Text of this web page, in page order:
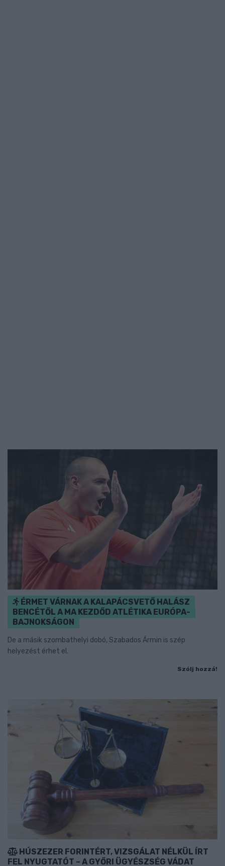
ÉRMET VÁRNAK A KALAPÁCSVETŐ HALÁSZ
BENCÉTŐL A MA KEZDŐD ATLÉTIKA EURÓPA-
BAJNOKSÁGON
De a másik szombathelyi dobó, Szabados Ármin is szép
helyezést érhet el.
Szólj hozzá!
HÚSZEZER FORINTÉRT, VIZSGÁLAT NÉLKÜL ÍRT
FEL NYUGTATÓT – A GYŐRI ÜGYÉSZSÉG VÁDAT